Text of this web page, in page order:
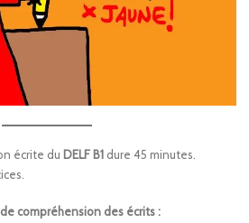
écrite du DELF B1 dure 45 minutes.
compréhension des écrits :